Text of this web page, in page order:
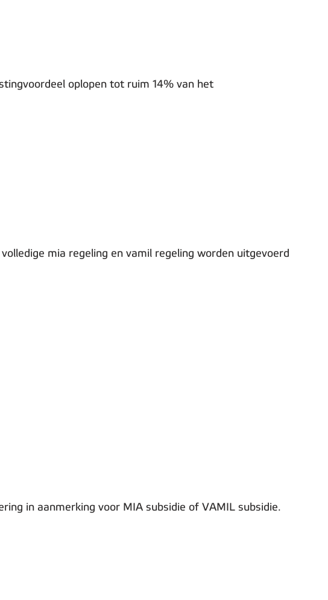
oplopen tot ruim 14% van het
mia regeling en vamil regeling worden uitgevoerd
in aanmerking voor MIA subsidie of VAMIL subsidie.